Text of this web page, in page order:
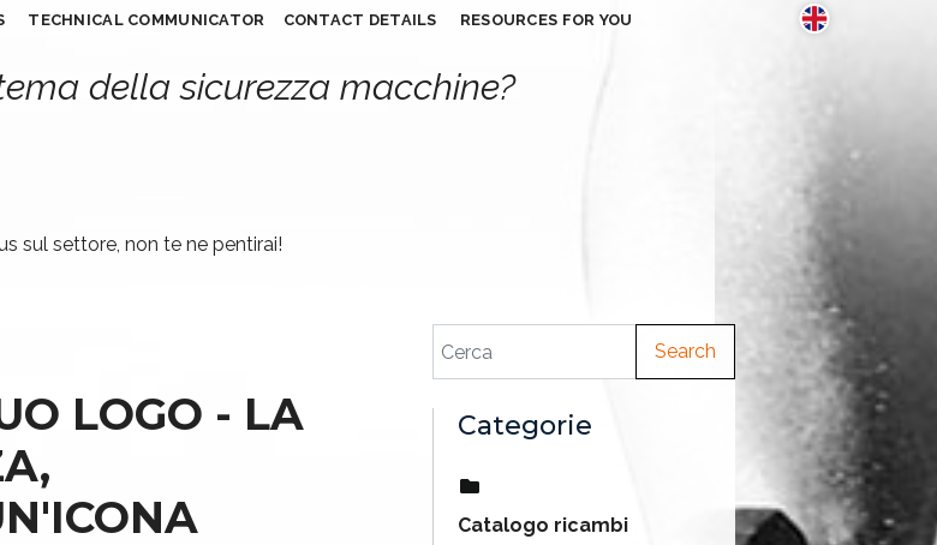
TECHNICAL COMMUNICATOR CONTACT DETAILS RESOURCES FOR YOU
della sicurezza macchine?
sul settore, non te ne pentirai!
LOGO - LA
Search
Categorie
Catalogo ricambi